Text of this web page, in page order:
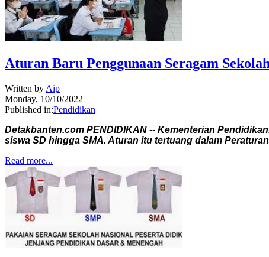
Aturan Baru Penggunaan Seragam
Written by Aip
Monday, 10/10/2022
Published in:Pendidikan
Detakbanten.com PENDIDIKAN -- Kementerian
siswa SD hingga SMA. Aturan itu tertuang dalam
Read more...